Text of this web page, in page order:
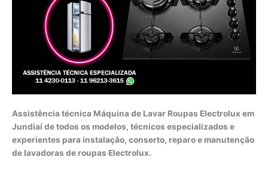
Assistência técnica Máquina de Lavar Roupas Electrolux em
Jundiaí de todos os modelos, técnicos especializados e
experientes para instalação, conserto, reparo e manutenção
de lavadoras de roupas Electrolux.